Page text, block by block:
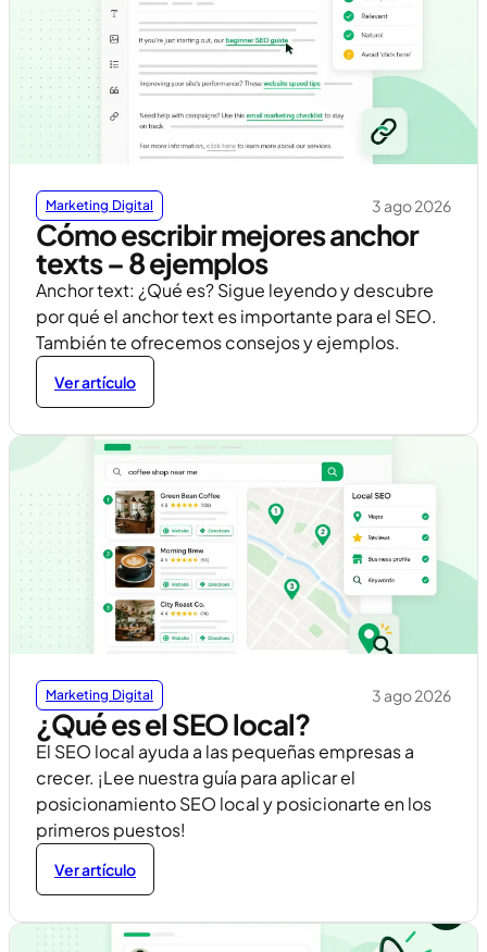
Marketing Digital 3 ago 2026
Cómo escribir mejores anchor
texts – 8 ejemplos
Anchor text: ¿Qué es? Sigue leyendo y descubre
por qué el anchor text es importante para el SEO.
También te ofrecemos consejos y ejemplos.
Ver artículo
Marketing Digital 3 ago 2026
¿Qué es el SEO local?
El SEO local ayuda a las pequeñas empresas a
crecer. ¡Lee nuestra guía para aplicar el
posicionamiento SEO local y posicionarte en los
primeros puestos!
Ver artículo